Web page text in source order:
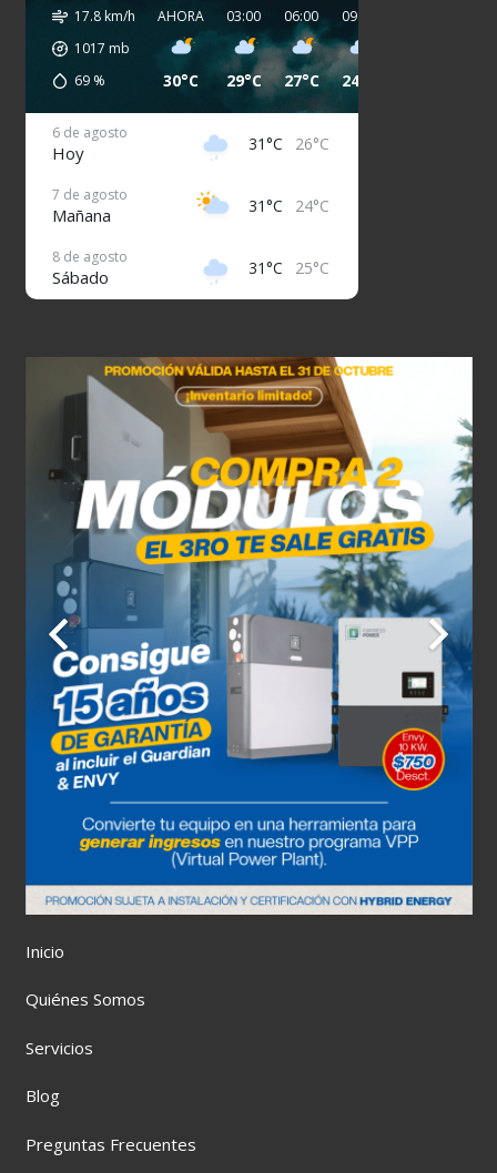
17.8 km/h
1017 mb
69%
AHORA
30°C
03:00
29°C
06:00
27°C
09:00
24°C
6 de agosto
Hoy 31°C 26°C
7 de agosto
Mañana 31°C 24°C
8 de agosto
Sábado 31°C 25°C
10 de agosto
Lunes 32°C 26°C
11 de agosto
Martes 31°C 26°C
12 de agosto
Miércoles 32°C 26°C
Inicio
Quiénes Somos
Servicios
Blog
Preguntas Frecuentes